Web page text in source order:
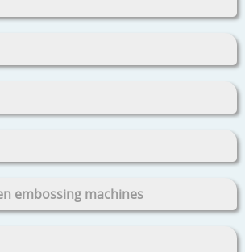
embossing machines